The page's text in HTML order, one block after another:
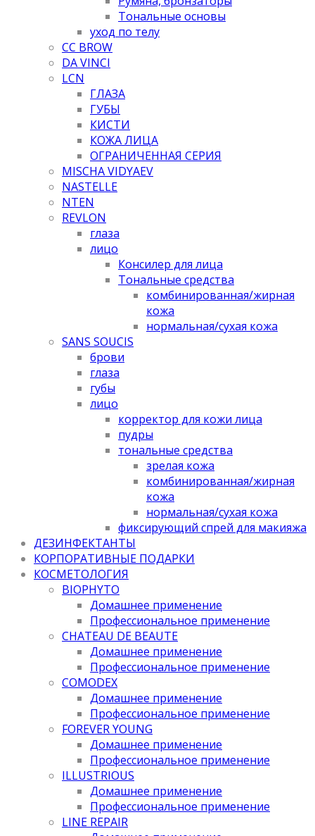
Тональные основы
уход по телу
CC BROW
DA VINCI
LCN
ГЛАЗА
ГУБЫ
КИСТИ
КОЖА ЛИЦА
ОГРАНИЧЕННАЯ СЕРИЯ
MISCHA VIDYAEV
NASTELLE
NTEN
REVLON
глаза
лицо
Консилер для лица
Тональные средства
комбинированная/жирная
кожа
нормальная/cухая кожа
SANS SOUCIS
брови
глаза
губы
лицо
корректор для кожи лица
пудры
тональные средства
зрелая кожа
комбинированная/жирная
кожа
нормальная/cухая кожа
фиксирующий спрей для макияжа
ДЕЗИНФЕКТАНТЫ
КОРПОРАТИВНЫЕ ПОДАРКИ
КОСМЕТОЛОГИЯ
BIOPHYTO
Домашнее применение
Профессиональное применение
CHATEAU DE BEAUTE
Домашнее применение
Профессиональное применение
COMODEX
Домашнее применение
Профессиональное применение
FOREVER YOUNG
Домашнее применение
Профессиональное применение
ILLUSTRIOUS
Домашнее применение
Профессиональное применение
LINE REPAIR